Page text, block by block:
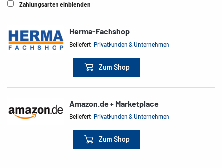
Zahlungsarten einblenden
Herma-Fachshop
Beliefert:Privatkunden & Unternehmen
Zum Shop
Amazon.de + Marketplace
Beliefert:Privatkunden & Unternehmen
Zum Shop